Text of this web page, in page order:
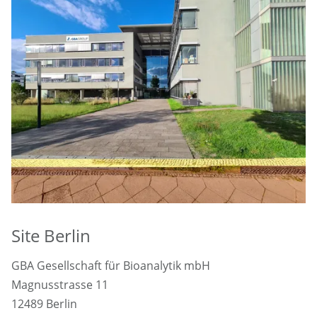
Site Berlin
GBA Gesellschaft für Bioanalytik mbH
Magnusstrasse 11
12489 Berlin